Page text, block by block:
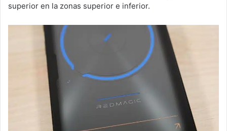
superior en la zonas superior e inferior.